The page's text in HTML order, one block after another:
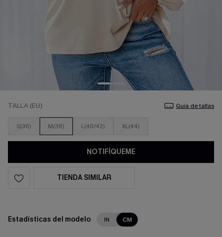
TALLA (EU) Guía de tallas
S(36) M(38) L(40/42) XL(44)
NOTIFÍQUEME
TIENDA SIMILAR
Estadísticas del modelo IN CM